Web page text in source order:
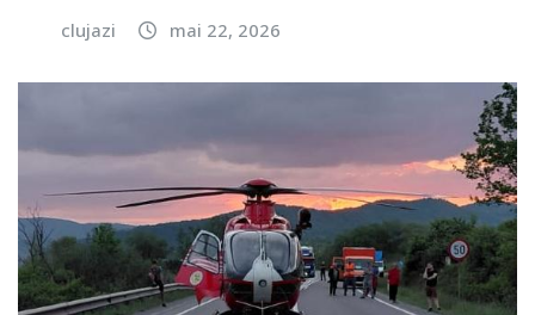
clujazi mai 22, 2026